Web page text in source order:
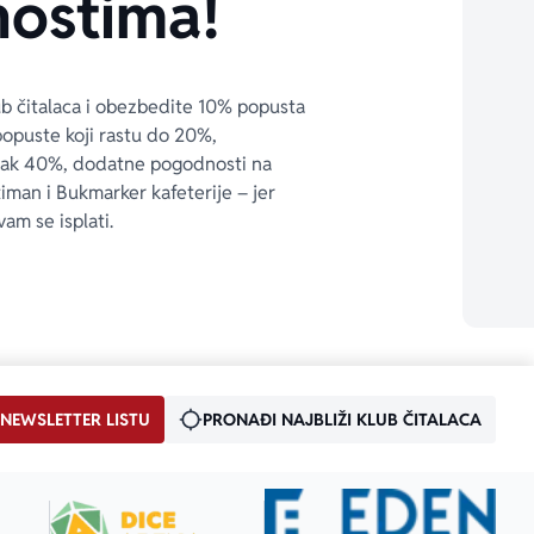
čitalaca i obezbedite 10% popusta
koji rastu do 20%,
40%, dodatne pogodnosti na
i Bukmarker kafeterije – jer
se isplati.
LISTU PRONAĐI NAJBLIŽI KLUB ČITALACA